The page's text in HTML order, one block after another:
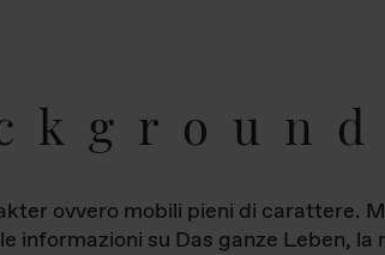
ovvero mobili pieni di carattere.
informazioni su Das ganze Leben,